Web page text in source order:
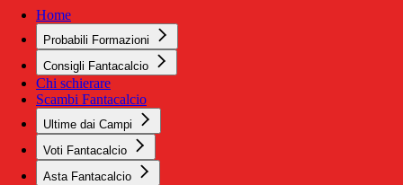
Home
Probabili Formazioni
Consigli Fantacalcio
Chi schierare
Scambi Fantacalcio
Ultime dai Campi
Voti Fantacalcio
Asta Fantacalcio